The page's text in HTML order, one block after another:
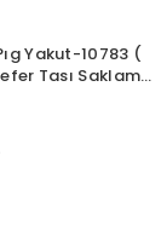
Yakut-10783 (
Tası Saklama
Çelik Metal
Taşıma
200034)*24